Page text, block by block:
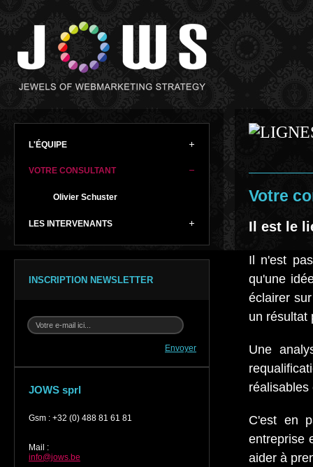
L'ÉQUIPE
VOTRE CONSULTANT
Olivier Schuster
LES INTERVENANTS
INSCRIPTION NEWSLETTER
Envoyer
JOWS sprl
Gsm : +32 (0) 488 81 61 81
Mail :
info@jows.be
Votre
Il est le
Il n'est
qu'une
éclairer
un résultat
Une
réalisables
C'est en
entreprise
aider à